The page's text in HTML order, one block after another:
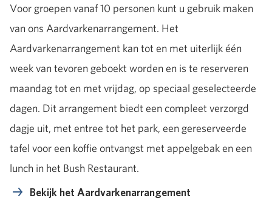
Voor groepen vanaf 10 personen kunt u gebruik maken
van ons Aardvarkenarrangement. Het
Aardvarkenarrangement kan tot en met uiterlijk één
week van tevoren geboekt worden en is te reserveren
maandag tot en met vrijdag, op speciaal geselecteerde
dagen. Dit arrangement biedt een compleet verzorgd
dagje uit, met entree tot het park, een gereserveerde
tafel voor een koffie ontvangst met appelgebak en een
lunch in het Bush Restaurant.
Bekijk het Aardvarkenarrangement